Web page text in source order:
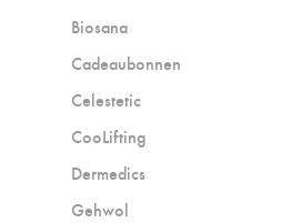
Biosana
Cadeaubonnen
Celestetic
CooLifting
Dermedics
Gehwol